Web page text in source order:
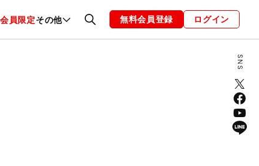
会員限定その他
ッション 恋愛・結婚 編集部 お知らせ
無料会員登録 ログイン